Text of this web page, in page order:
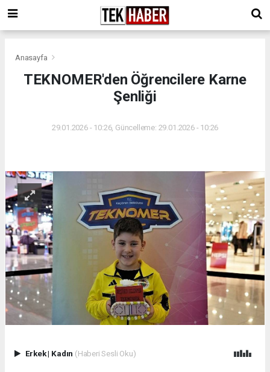
Anasayfa
TEKNOMER'den Öğrencilere Karne
Şenliği
29.01.2026 - 10:26, Güncelleme: 29.01.2026 - 10:26
Erkek| Kadın (Haberi Sesli Oku)